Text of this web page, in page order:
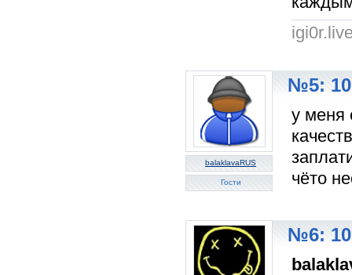
balaklavaRUS
Гости
№5: 10
у меня
чёто
№6: 10